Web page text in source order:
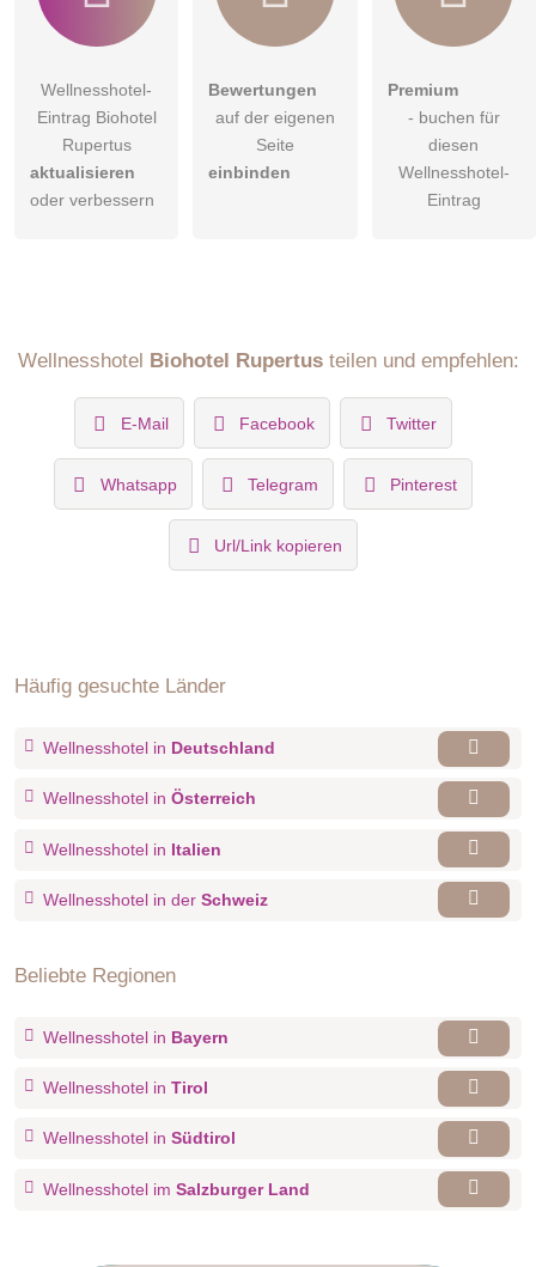
Wellnesshotel-
Eintrag Biohotel
Rupertus
aktualisieren
oder verbessern
Bewertungen
auf der eigenen
Seite
einbinden
Premium
- buchen für
diesen
Wellnesshotel-
Eintrag
Wellnesshotel Biohotel Rupertusteilen und empfehlen:
E-Mail Facebook Twitter
Whatsapp Telegram Pinterest
Url/Link kopieren
Häufig gesuchte Länder
Wellnesshotel in Deutschland
Wellnesshotel in Österreich
Wellnesshotel in Italien
Wellnesshotel in der Schweiz
Beliebte Regionen
Wellnesshotel in Bayern
Wellnesshotel in Tirol
Wellnesshotel in Südtirol
Wellnesshotel im Salzburger Land